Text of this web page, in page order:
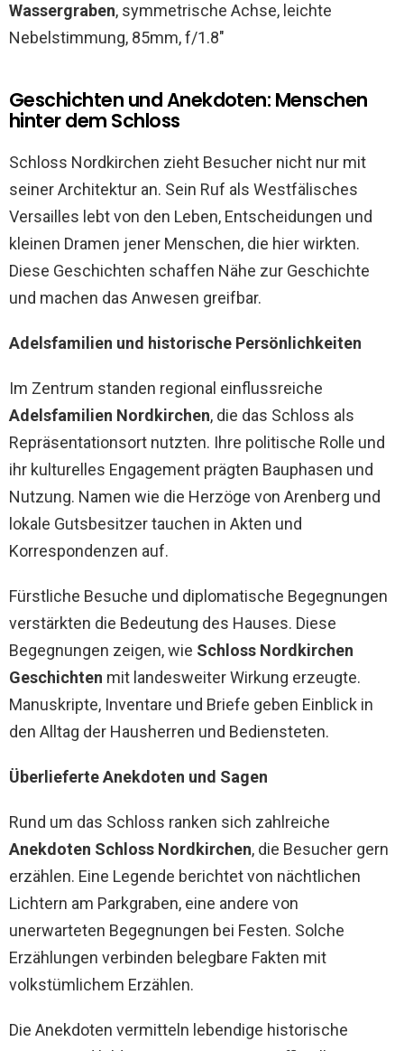
Wassergraben, symmetrische Achse, leichte
Nebelstimmung, 85mm, f/1.8″
Geschichten und Anekdoten: Menschen
hinter dem Schloss
Schloss Nordkirchen zieht Besucher nicht nur mit
seiner Architektur an. Sein Ruf als Westfälisches
Versailles lebt von den Leben, Entscheidungen und
kleinen Dramen jener Menschen, die hier wirkten.
Diese Geschichten schaffen Nähe zur Geschichte
und machen das Anwesen greifbar.
Adelsfamilien und historische Persönlichkeiten
Im Zentrum standen regional einflussreiche
Adelsfamilien Nordkirchen, die das Schloss als
Repräsentationsort nutzten. Ihre politische Rolle und
ihr kulturelles Engagement prägten Bauphasen und
Nutzung. Namen wie die Herzöge von Arenberg und
lokale Gutsbesitzer tauchen in Akten und
Korrespondenzen auf.
Fürstliche Besuche und diplomatische Begegnungen
verstärkten die Bedeutung des Hauses. Diese
Begegnungen zeigen, wie Schloss Nordkirchen
Geschichten mit landesweiter Wirkung erzeugte.
Manuskripte, Inventare und Briefe geben Einblick in
den Alltag der Hausherren und Bediensteten.
Überlieferte Anekdoten und Sagen
Rund um das Schloss ranken sich zahlreiche
Anekdoten Schloss Nordkirchen, die Besucher gern
erzählen. Eine Legende berichtet von nächtlichen
Lichtern am Parkgraben, eine andere von
unerwarteten Begegnungen bei Festen. Solche
Erzählungen verbinden belegbare Fakten mit
volkstümlichem Erzählen.
Die Anekdoten vermitteln lebendige historische